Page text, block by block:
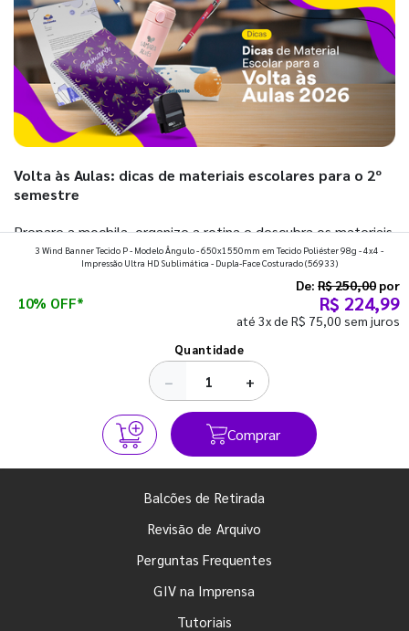
Volta às Aulas: dicas de materiais escolares para o 2º
semestre
Prepare a mochila, organize a rotina e descubra os materiais
que fazem toda diferença para começar o segundo
3 Wind Banner Tecido P - Modelo Ângulo - 650x1550mm em Tecido Poliéster 98g - 4x4 -
Impressão Ultra HD Sublimática - Dupla-Face Costurado(56933)
10% OFF*
De: R$ 250,00 por
R$ 224,99
até 3x de R$ 75,00 sem juros
Quantidade
− +
Comprar
Balcões de Retirada
Revisão de Arquivo
Perguntas Frequentes
GIV na Imprensa
Tutoriais